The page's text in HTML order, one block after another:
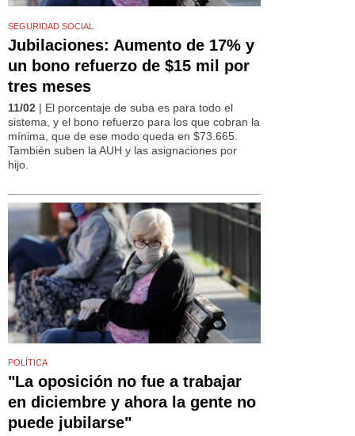
SEGURIDAD SOCIAL
Jubilaciones: Aumento de 17% y
un bono refuerzo de $15 mil por
tres meses
11/02 | El porcentaje de suba es para todo el
sistema, y el bono refuerzo para los que cobran la
mínima, que de ese modo queda en $73.665.
También suben la AUH y las asignaciones por
hijo.
POLÍTICA
"La oposición no fue a trabajar
en diciembre y ahora la gente no
puede jubilarse"